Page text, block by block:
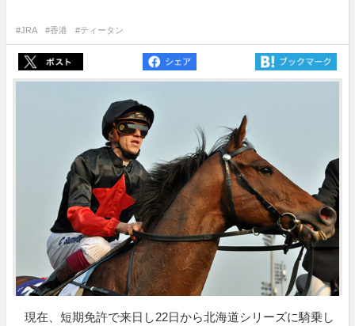
#JRA #香港 #ティータン
現在、短期免許で来日し22日から北海道シリーズに騎乗し